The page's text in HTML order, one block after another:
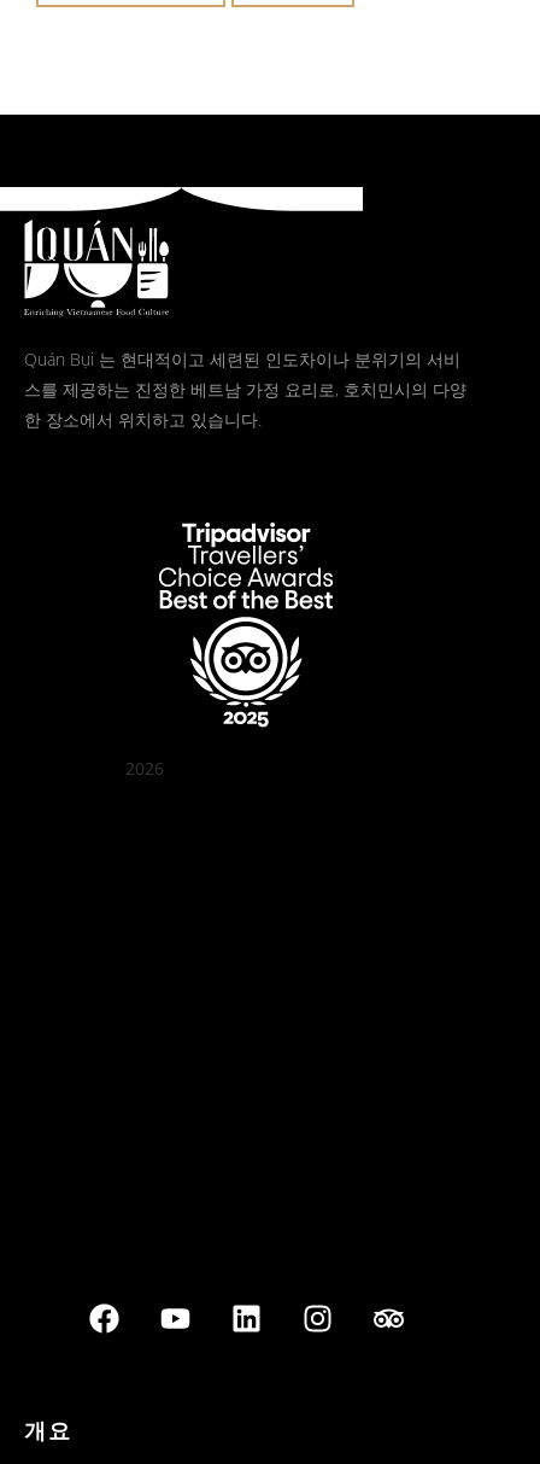
Quán Bụi 는 현대적이고 세련된 인도차이나 분위기의 서비
스를 제공하는 진정한 베트남 가정 요리로, 호치민시의 다양
한 장소에서 위치하고 있습니다.
2026
개요